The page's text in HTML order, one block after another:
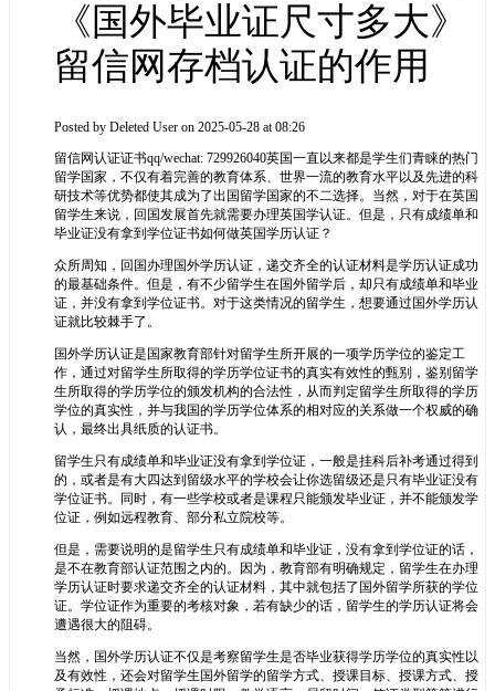
《国外毕业证尺寸多大》
留信网存档认证的作用
Posted by Deleted User on 2025-05-28 at 08:26
留信网认证证书qq/wechat: 729926040英国一直以来都是学生们青睐的热门
留学国家，不仅有着完善的教育体系、世界一流的教育水平以及先进的科
研技术等优势都使其成为了出国留学国家的不二选择。当然，对于在英国
留学生来说，回国发展首先就需要办理英国学认证。但是，只有成绩单和
毕业证没有拿到学位证书如何做英国学历认证？
众所周知，回国办理国外学历认证，递交齐全的认证材料是学历认证成功
的最基础条件。但是，有不少留学生在国外留学后，却只有成绩单和毕业
证，并没有拿到学位证书。对于这类情况的留学生，想要通过国外学历认
证就比较棘手了。
国外学历认证是国家教育部针对留学生所开展的一项学历学位的鉴定工
作，通过对留学生所取得的学历学位证书的真实有效性的甄别，鉴别留学
生所取得的学历学位的颁发机构的合法性，从而判定留学生所取得的学历
学位的真实性，并与我国的学历学位体系的相对应的关系做一个权威的确
认，最终出具纸质的认证书。
留学生只有成绩单和毕业证没有拿到学位证，一般是挂科后补考通过得到
的，或者是有大四达到留级水平的学校会让你选留级还是只有毕业证没有
学位证书。同时，有一些学校或者是课程只能颁发毕业证，并不能颁发学
位证，例如远程教育、部分私立院校等。
但是，需要说明的是留学生只有成绩单和毕业证，没有拿到学位证的话，
是不在教育部认证范围之内的。因为，教育部有明确规定，留学生在办理
学历认证时要求递交齐全的认证材料，其中就包括了国外留学所获的学位
证。学位证作为重要的考核对象，若有缺少的话，留学生的学历认证将会
遭遇很大的阻碍。
当然，国外学历认证不仅是考察留学生是否毕业获得学历学位的真实性以
及有效性，还会对留学生国外留学的留学方式、授课目标、授课方式、授